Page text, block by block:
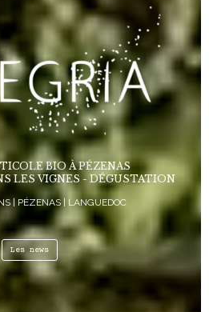
BIO À PÉZENAS
LES VIGNES - DÉGUSTATION
| PÉZENAS | LANGUEDOC
Les news